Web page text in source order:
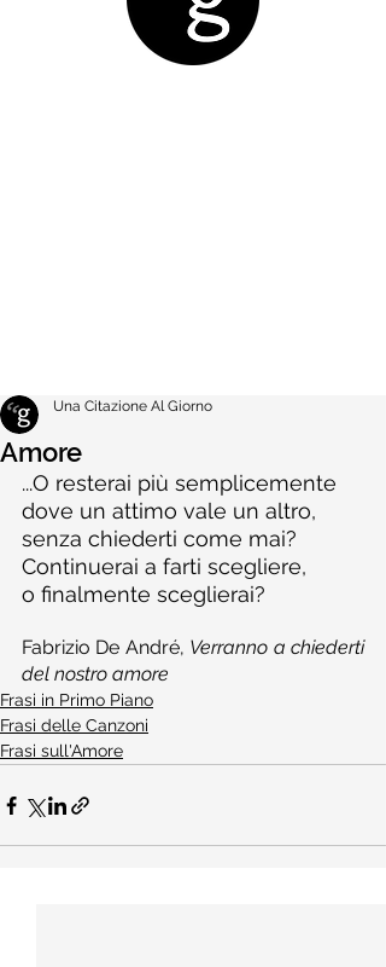
Amore
Una Citazione Al Giorno
...O resterai più semplicemente
dove un attimo vale un altro,
senza chiederti come mai?
Continuerai a farti scegliere,
o finalmente sceglierai?
Fabrizio De André, Verranno a chiederti
del nostro amore
Frasi in Primo Piano
Frasi delle Canzoni
Frasi sull'Amore